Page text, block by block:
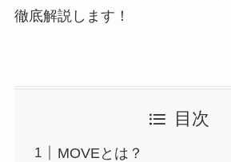
徹底解説します！
目次
MOVEとは？